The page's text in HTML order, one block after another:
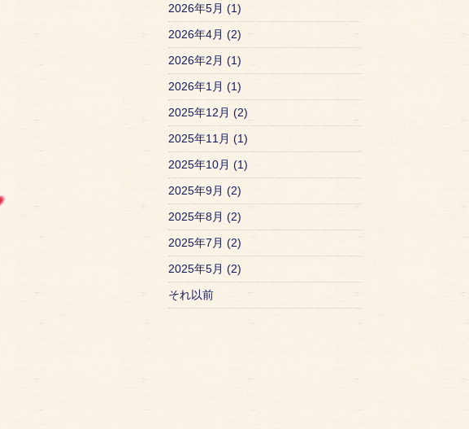
2026年5月 (1)
2026年4月 (2)
2026年2月 (1)
2026年1月 (1)
2025年12月 (2)
2025年11月 (1)
2025年10月 (1)
2025年9月 (2)
2025年8月 (2)
2025年7月 (2)
2025年5月 (2)
それ以前